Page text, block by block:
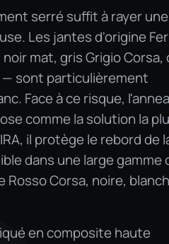
serré suffit à rayer une
Les jantes d'origine
mat, gris Grigio Corsa,
— sont particulièrement
Face à ce risque,
comme la solution la
il protège le rebord de
dans une large gamme
Corsa, noire,
en composite haute